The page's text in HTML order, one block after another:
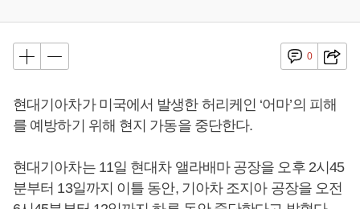
0
현대기아차가 미국에서 발생한 허리케인 ‘어마’의 피해
를 예방하기 위해 현지 가동을 중단한다.
현대기아차는 11일 현대차 앨라배마 공장을 오후 2시45
분부터 13일까지 이틀 동안, 기아차 조지아 공장을 오전